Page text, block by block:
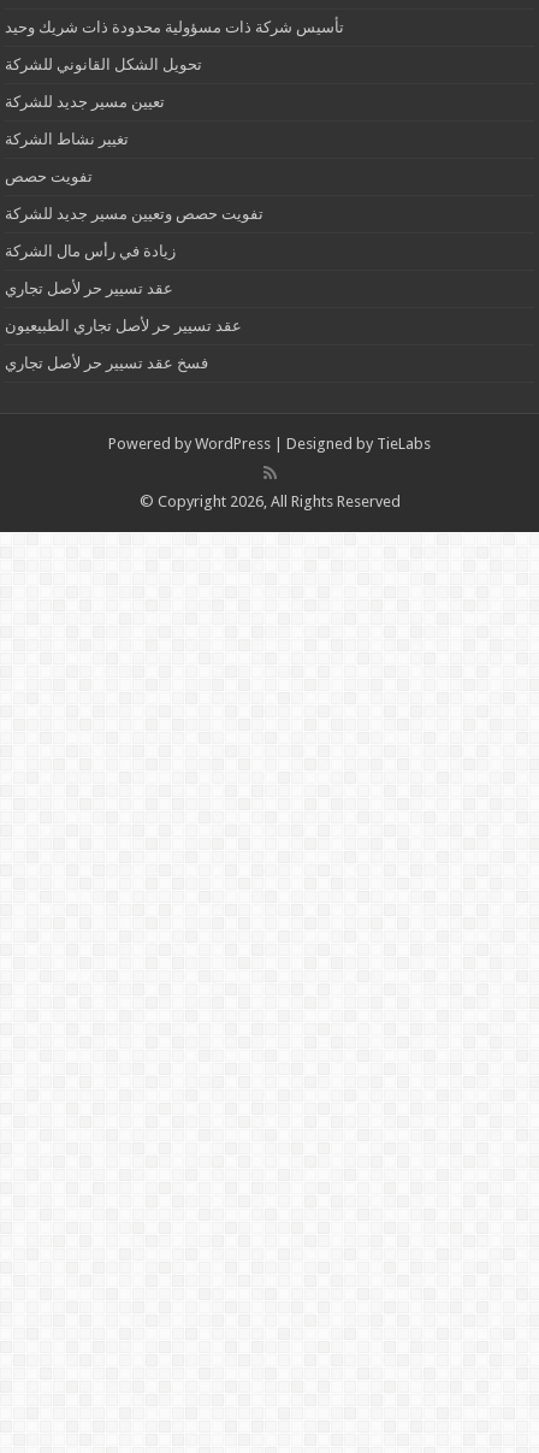
تأسيس شركة ذات مسؤولية محدودة ذات شريك وحيد
تحويل الشكل القانوني للشركة
تعيين مسير جديد للشركة
تغيير نشاط الشركة
تفويت حصص
تفويت حصص وتعيين مسير جديد للشركة
زيادة في رأس مال الشركة
عقد تسيير حر لأصل تجاري
عقد تسيير حر لأصل تجاري الطبيعيون
فسخ عقد تسيير حر لأصل تجاري
Powered by WordPress | Designed by TieLabs
© Copyright 2026, All Rights Reserved